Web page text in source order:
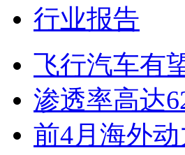
行业报告
飞行汽车有
渗透率高达
前4月海外